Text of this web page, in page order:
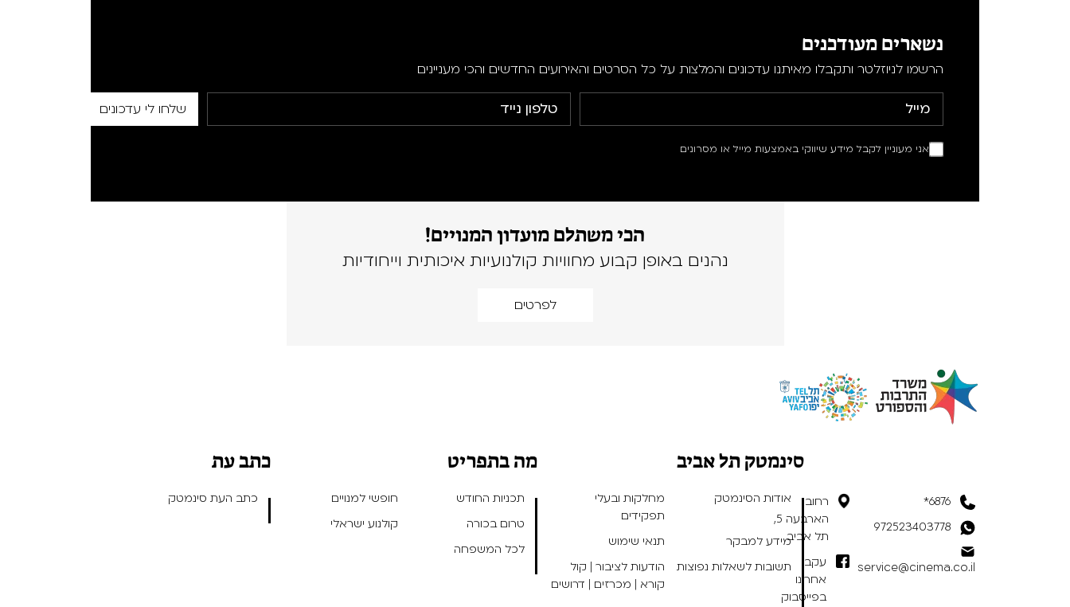
נשארים מעודכנים
הרשמו לניוזלטר ותקבלו מאיתנו עדכונים והמלצות על כל הסרטים והאירועים החדשים והכי מעניינים
אני מעוניין לקבל מידע שיווקי באמצעות מייל או מסרונים
הכי משתלם מועדון המנויים!
נהנים באופן קבוע מחוויות קולנועיות איכותית וייחודיות
לפרטים
6876*
972523403778
service@cinema.co.il
רחוב
הארבעה 5,
תל אביב
עקבו
אחרינו
בפייסבוק
סינמטק תל אביב
אודות הסינמטק
מחלקות ובעלי
תפקידים
מידע למבקר
תנאי שימוש
תשובות לשאלות נפוצות
הודעות לציבור | קול
קורא | מכרזים | דרושים
מה בתפריט
תכניות החודש
חופשי למנויים
טרום בכורה
קולנוע ישראלי
לכל המשפחה
כתב עת
כתב העת סינמטק